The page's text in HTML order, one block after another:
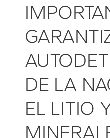
DE LA
EL LITIO